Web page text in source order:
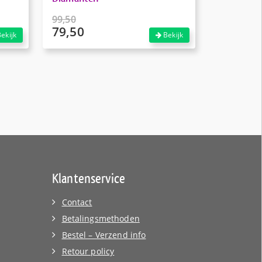
99,50
Oorspronkelijke
79,50 Bekijk
Klantenservice
Contact
Betalingsmethoden
Bestel – Verzend info
Retour policy